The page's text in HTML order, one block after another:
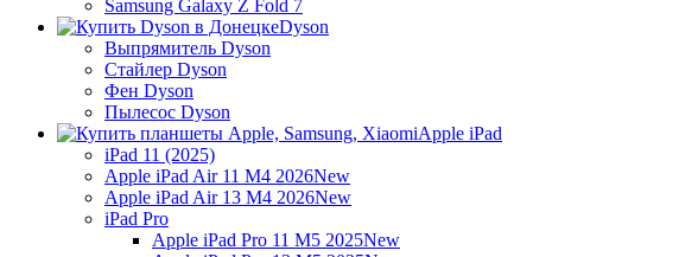
Samsung Galaxy Z Fold 7
Dyson
Выпрямитель Dyson
Стайлер Dyson
Фен Dyson
Пылесос Dyson
Apple iPad
iPad 11 (2025)
Apple iPad Air 11 M4 2026New
Apple iPad Air 13 M4 2026New
iPad Pro
Apple iPad Pro 11 M5 2025New